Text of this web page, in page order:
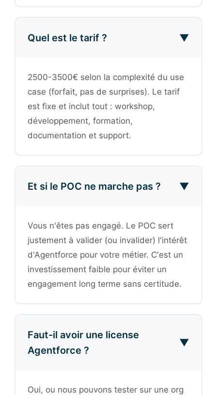
Quel est le tarif ? ▼
2500-3500€ selon la complexité du use
case (forfait, pas de surprises). Le tarif
est fixe et inclut tout : workshop,
développement, formation,
documentation et support.
Et si le POC ne marche pas ? ▼
Vous n'êtes pas engagé. Le POC sert
justement à valider (ou invalider) l'intérêt
d'Agentforce pour votre métier. C'est un
investissement faible pour éviter un
engagement long terme sans certitude.
Faut-il avoir une license
Agentforce ?
▼
Oui, ou nous pouvons tester sur une org